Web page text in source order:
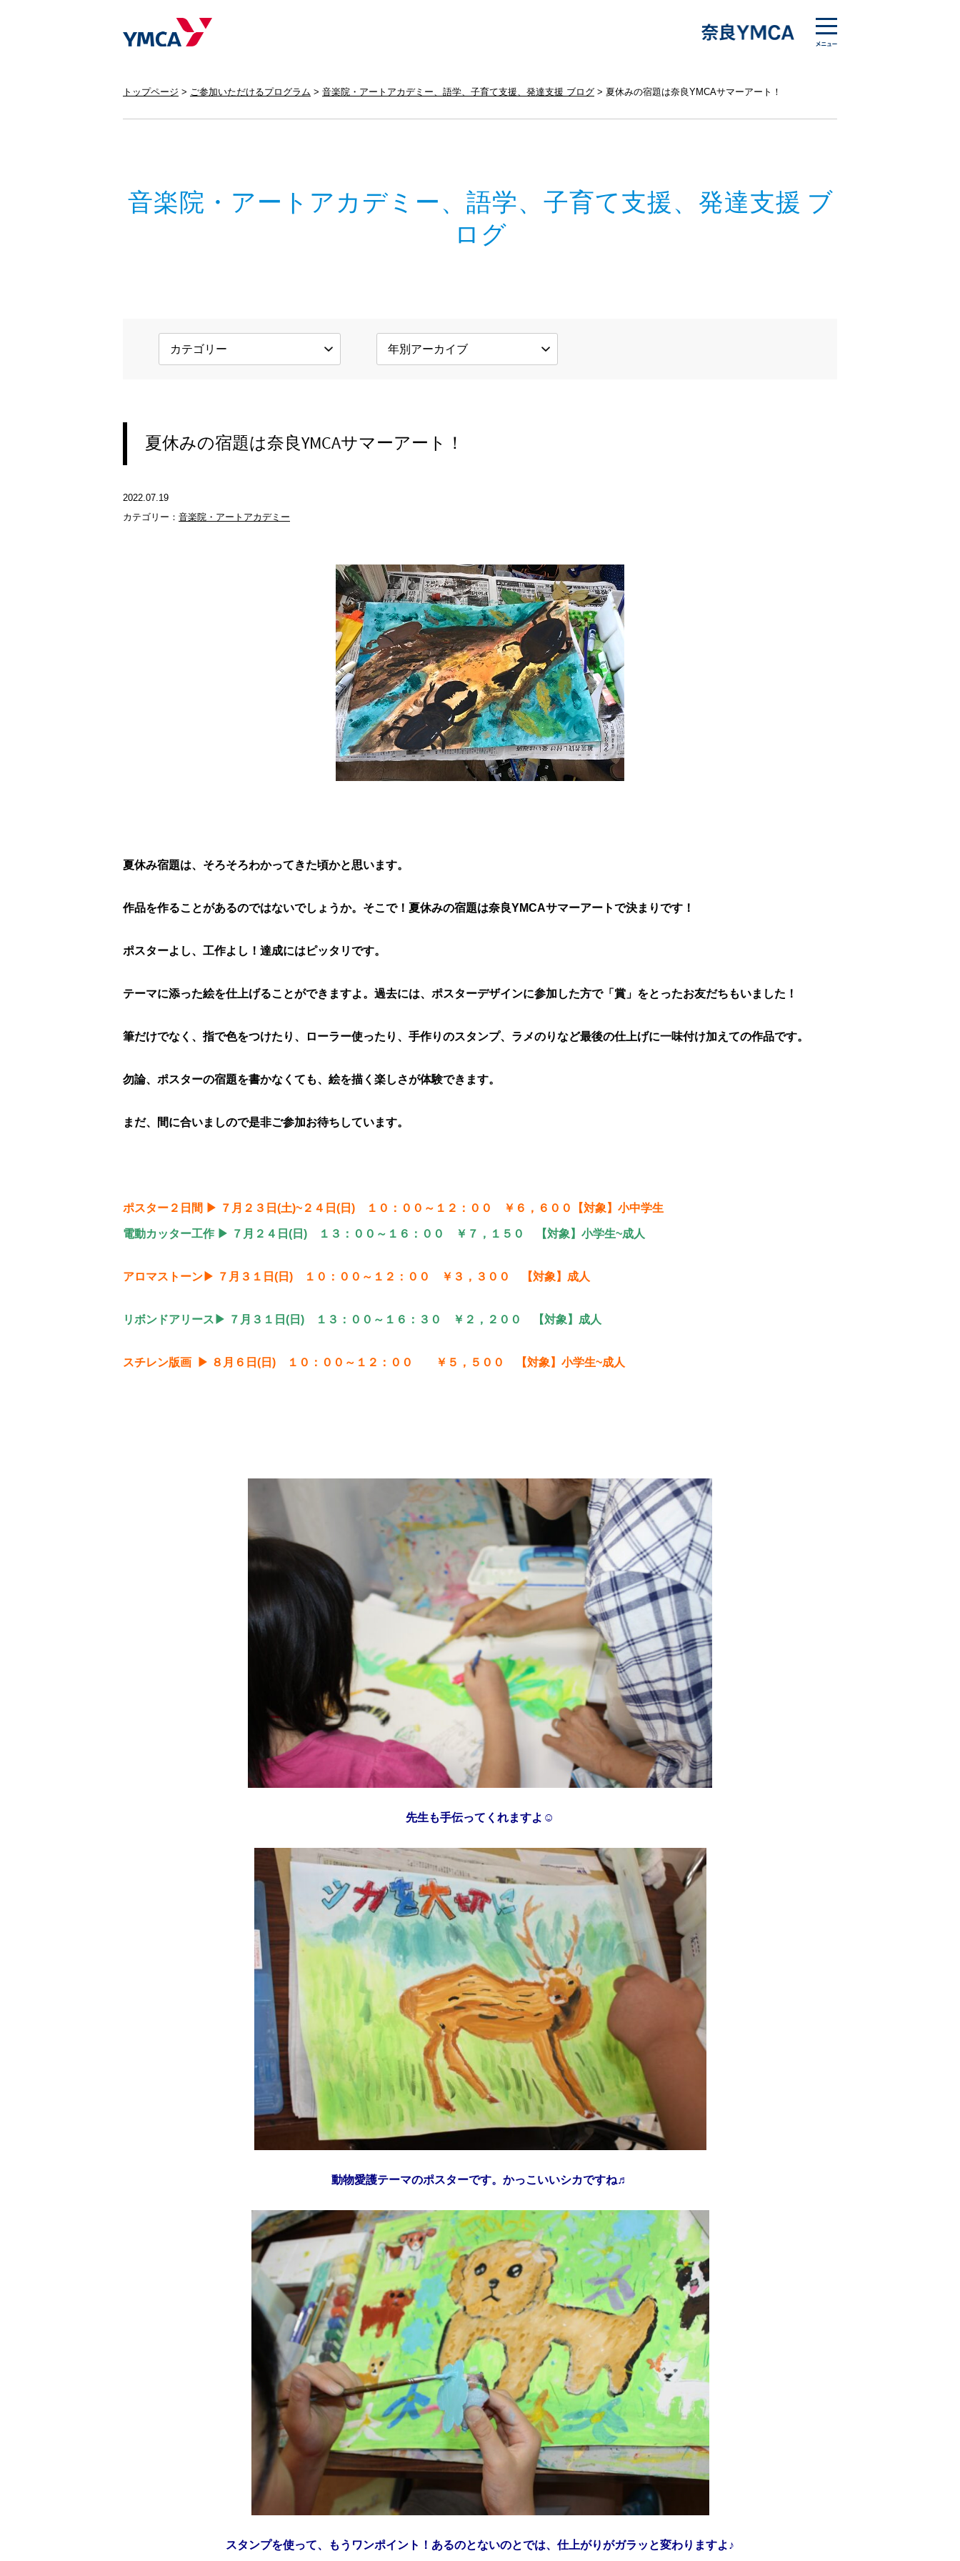
トップページ ご参加いただけるプログラム 音楽院・アートアカデミー、語学、子育て支援、発達支援 ブログ 夏休みの宿題は奈良YMCAサマーアート！
音楽院・アートアカデミー、語学、子育て支援、発達支援 ブ
ログ
夏休みの宿題は奈良YMCAサマーアート！
2022.07.19
カテゴリー： 音楽院・アートアカデミー
夏休み宿題は、そろそろわかってきた頃かと思います。
作品を作ることがあるのではないでしょうか。そこで！夏休みの宿題は奈良YMCAサマーアートで決まりです！
ポスターよし、工作よし！達成にはピッタリです。
テーマに添った絵を仕上げることができますよ。過去には、ポスターデザインに参加した方で「賞」をとったお友だちもいました！
筆だけでなく、指で色をつけたり、ローラー使ったり、手作りのスタンプ、ラメのりなど最後の仕上げに一味付け加えての作品です。
勿論、ポスターの宿題を書かなくても、絵を描く楽しさが体験できます。
まだ、間に合いましので是非ご参加お待ちしています。
ポスター２日間 ▶ ７月２３日(土)~２４日(日) １０：００～１２：００ ￥６，６００【対象】小中学生
電動カッター工作 ▶ ７月２４日(日) １３：００～１６：００ ￥７，１５０ 【対象】小学生~成人
アロマストーン▶ ７月３１日(日) １０：００～１２：００ ￥３，３００ 【対象】成人
リボンドアリース▶ ７月３１日(日) １３：００～１６：３０ ￥２，２００ 【対象】成人
スチレン版画 ▶ ８月６日(日) １０：００～１２：００ ￥５，５００ 【対象】小学生~成人
先生も手伝ってくれますよ☺
動物愛護テーマのポスターです。かっこいいシカですね♬
スタンプを使って、もうワンポイント！あるのとないのとでは、仕上がりがガラッと変わりますよ♪